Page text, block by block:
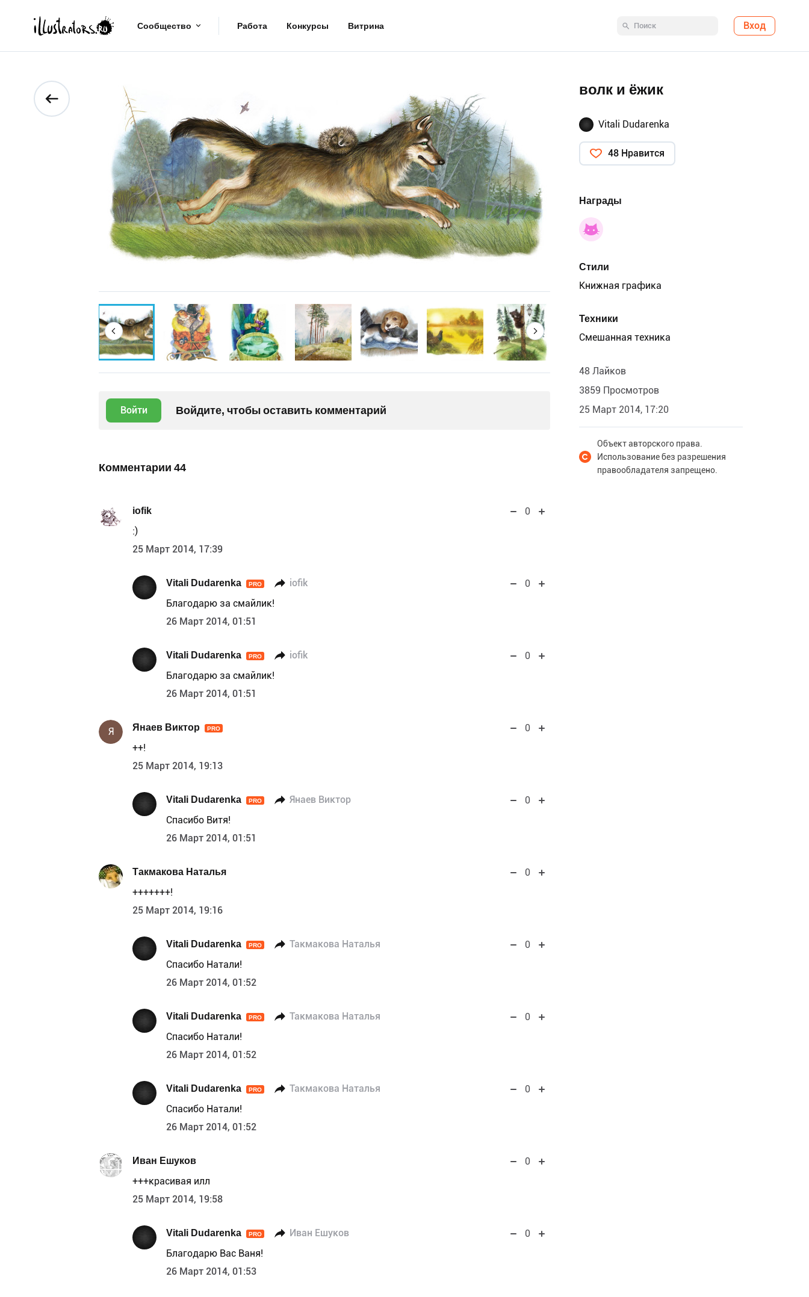
Сообщество Работа Конкурсы Витрина Вход
Войти Войдите, чтобы оставить комментарий
Комментарии 44
iofik
0
:)
25 Март 2014, 17:39
Vitali Dudarenka PRO iofik
0
Благодарю за смайлик!
26 Март 2014, 01:51
Vitali Dudarenka PRO iofik
0
Благодарю за смайлик!
26 Март 2014, 01:51
Я Янаев Виктор PRO
0
++!
25 Март 2014, 19:13
Vitali Dudarenka PRO Янаев Виктор
0
Спасибо Витя!
26 Март 2014, 01:51
Такмакова Наталья
0
+++++++!
25 Март 2014, 19:16
Vitali Dudarenka PRO Такмакова Наталья
0
Спасибо Натали!
26 Март 2014, 01:52
Vitali Dudarenka PRO Такмакова Наталья
0
Спасибо Натали!
26 Март 2014, 01:52
Vitali Dudarenka PRO Такмакова Наталья
0
Спасибо Натали!
26 Март 2014, 01:52
Иван Ешуков
0
+++красивая илл
25 Март 2014, 19:58
Vitali Dudarenka PRO Иван Ешуков
0
Благодарю Вас Ваня!
26 Март 2014, 01:53
волк и ёжик
Vitali Dudarenka
48 Нравится
Награды
Стили
Книжная графика
Техники
Смешанная техника
48 Лайков
3859 Просмотров
25 Март 2014, 17:20
Объект авторского права.
Использование без разрешения
правообладателя запрещено.